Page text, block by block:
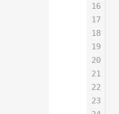
16
17
18
19
20
21
22
23